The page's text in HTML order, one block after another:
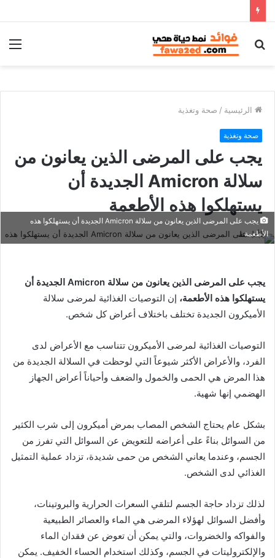
بحث
الرئيسية / صحة وتغذية
صحة وتغذية
يجب على المرضى الذين يعانون من
سلالة Amicron الجديدة أن
يستهلكوا هذه الأطعمة
يجب على المرضى الذين يعانون من سلالة Amicron الجديدة أن يستهلكوا هذه
الأطعمة
يجب على المرضى الذين يعانون من سلالة Amicron الجديدة أن
يستهلكوا هذه الأطعمة، إن التوصيات الغذائية لمرضى سلالة
الأميكرون الجديدة تختلف باختلاف أعراض كل شخص.
التوصيات الغذائية لمرضى الأميكرون تتناسب مع الأعراض لدى
الفرد، والأعراض الأكثر شيوعاً التي لوحظت في السلالة الجديدة من
هذا المرض هي الحمى والخمول والضعف وأحياناً أعراض الجهاز
الهضمي إنها شهية.
بشكل عام يحتاج الشخص المصاب بمرض أميكرون إلى شرب الكثير
من السوائل بناءً على أعراضه للتعويض عن السوائل التي تفرز من
الجسم، وعندما يعاني الشخص من حمى شديدة، تزداد عملية التمثيل
الغذائي لدى الشخص.
لذلك تزداد حاجة الجسم لتلقي السعرات الحرارية والبروتينات،
وأفضل السوائل لهؤلاء المرضى هي الماء والعصائر الطبيعية
والفواكه والخضروات، والتي يمكن أن تعوض عن فقدان الماء
والإلكتروليتات في الجسم، وكذلك استخدام الحساء الخفيف. يمكن